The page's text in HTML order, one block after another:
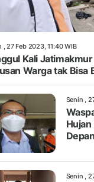
, 27 Feb 2023, 11:40 WIB
Kali
Warga tak Bisa
Senin ,
Depan
Senin ,